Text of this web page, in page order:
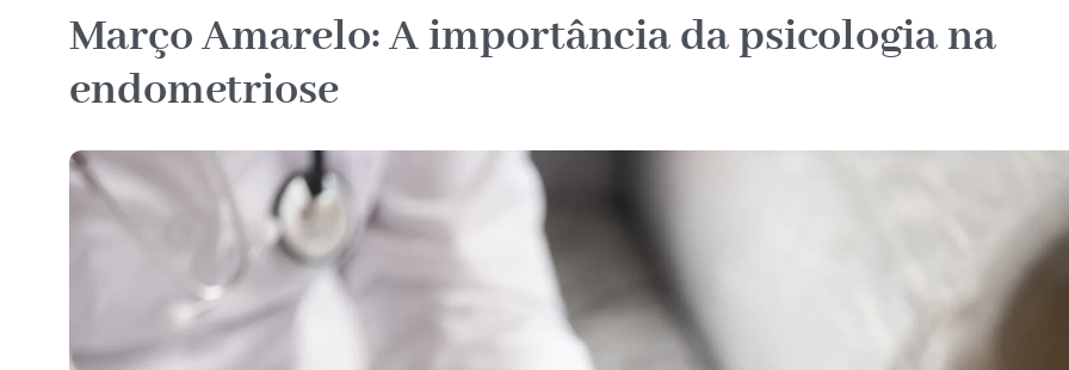
Março Amarelo: A importância da psicologia na
endometriose